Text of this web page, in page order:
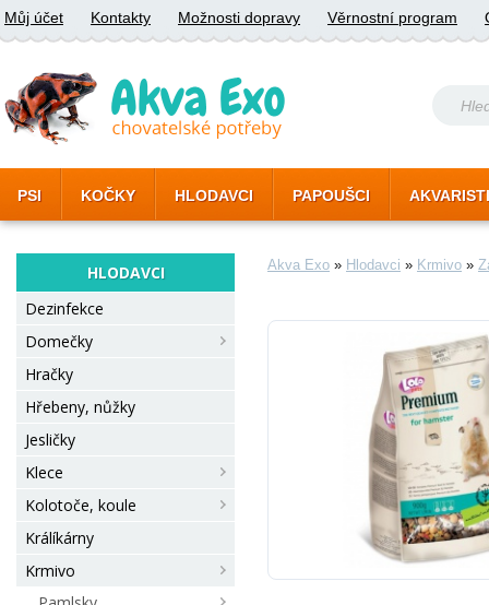
Můj účet Kontakty Možnosti dopravy Věrnostní program
PSI KOČKY HLODAVCI PAPOUŠCI
HLODAVCI
Dezinfekce
Domečky
Hračky
Hřebeny, nůžky
Jesličky
Klece
Kolotoče, koule
Králíkárny
Krmivo
Akva Exo » Hlodavci » Krmivo »